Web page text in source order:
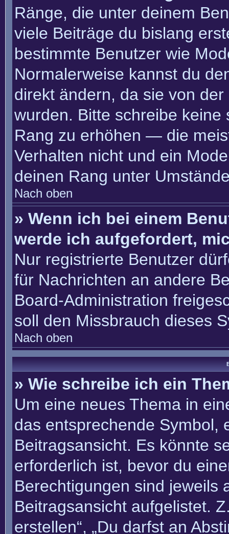
Ränge, die unter deinem
viele Beiträge du bislang
bestimmte Benutzer wie
Normalerweise kannst du
direkt ändern, da sie von
wurden. Bitte schreibe
Rang zu erhöhen — die
Verhalten nicht und ein
deinen Rang unter
Nach oben
» Wenn ich bei einem
werde ich aufgefordert,
Nur registrierte Benutzer
für Nachrichten an andere
Board-Administration
soll den Missbrauch dieses
Nach oben
» Wie schreibe ich ein
Um eine neues Thema in
das entsprechende Symbol,
Beitragsansicht. Es könnte
erforderlich ist, bevor du
Berechtigungen sind jeweils
Beitragsansicht aufgelistet.
erstellen“, „Du darfst an